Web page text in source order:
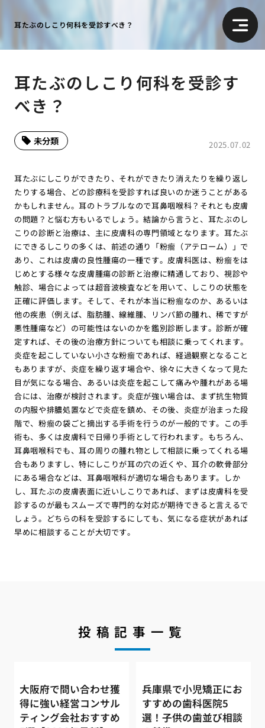
耳たぶのしこり何科を受診すべき？
耳たぶのしこり何科を受診す
べき？
2025.07.02
未分類
耳たぶにしこりができたり、それができたり消えたりを繰り返し
たりする場合、どの診療科を受診すれば良いのか迷うことがある
かもしれません。耳のトラブルなので耳鼻咽喉科？それとも皮膚
の問題？と悩む方もいるでしょう。結論から言うと、耳たぶのし
こりの診断と治療は、主に皮膚科の専門領域となります。耳たぶ
にできるしこりの多くは、前述の通り「粉瘤（アテローム）」で
あり、これは皮膚の良性腫瘍の一種です。皮膚科医は、粉瘤をは
じめとする様々な皮膚腫瘍の診断と治療に精通しており、視診や
触診、場合によっては超音波検査などを用いて、しこりの状態を
正確に評価します。そして、それが本当に粉瘤なのか、あるいは
他の疾患（例えば、脂肪腫、線維腫、リンパ節の腫れ、稀ですが
悪性腫瘍など）の可能性はないのかを鑑別診断します。診断が確
定すれば、その後の治療方針についても相談に乗ってくれます。
炎症を起こしていない小さな粉瘤であれば、経過観察となること
もありますが、炎症を繰り返す場合や、徐々に大きくなって見た
目が気になる場合、あるいは炎症を起こして痛みや腫れがある場
合には、治療が検討されます。炎症が強い場合は、まず抗生物質
の内服や排膿処置などで炎症を鎮め、その後、炎症が治まった段
階で、粉瘤の袋ごと摘出する手術を行うのが一般的です。この手
術も、多くは皮膚科で日帰り手術として行われます。もちろん、
耳鼻咽喉科でも、耳の周りの腫れ物として相談に乗ってくれる場
合もありますし、特にしこりが耳の穴の近くや、耳介の軟骨部分
にある場合などは、耳鼻咽喉科が適切な場合もあります。しか
し、耳たぶの皮膚表面に近いしこりであれば、まずは皮膚科を受
診するのが最もスムーズで専門的な対応が期待できると言えるで
しょう。どちらの科を受診するにしても、気になる症状があれば
早めに相談することが大切です。
投稿記事一覧
大阪府で問い合わせ獲
得に強い経営コンサル
ティング会社おすすめ
兵庫県で小児矯正にお
すすめの歯科医院5
選！子供の歯並び相談